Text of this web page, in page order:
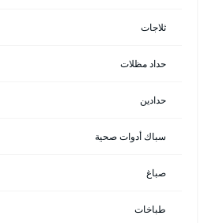
ثلاجات
حداد مظلات
حدادين
سباك أدوات صحية
صباغ
طباخات